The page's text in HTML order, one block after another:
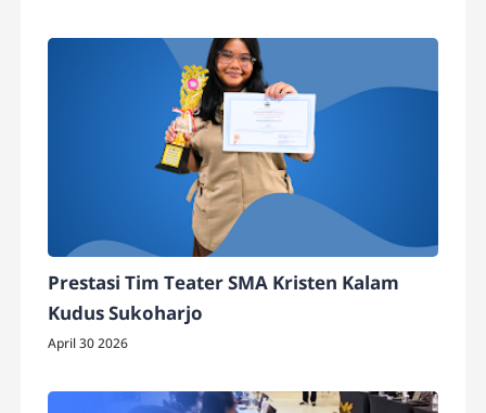
Prestasi Tim Teater SMA Kristen Kalam
Kudus Sukoharjo
April 30 2026